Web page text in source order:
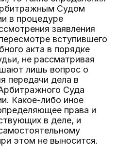
Судом
в процедуре
заявления
вступившего
акта в порядке
не рассматривая
лишь вопрос о
передачи дела в
Суда
Какое-либо иное
права и
в деле, и
этом не выносится.